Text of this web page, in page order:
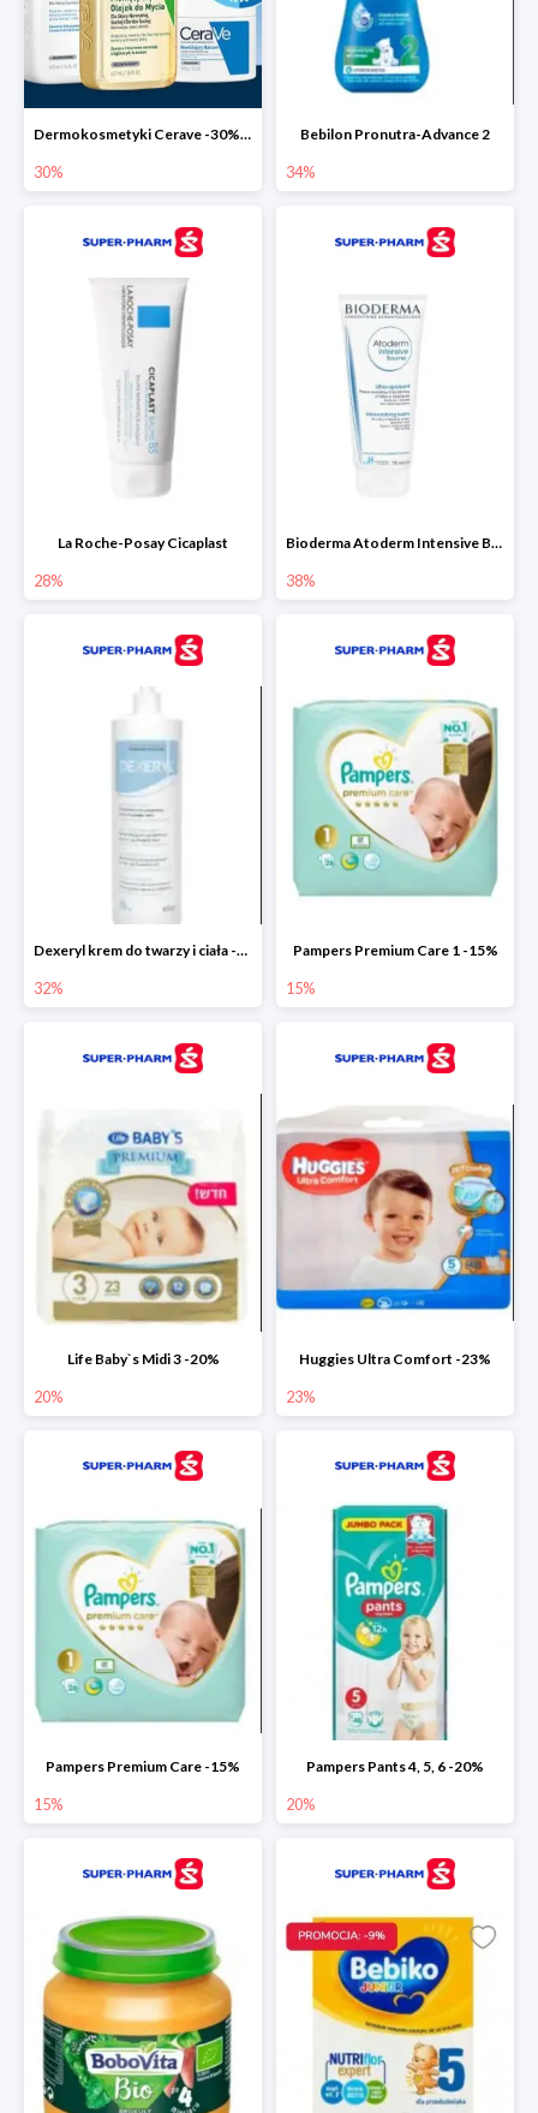
Dermokosmetyki Cerave -30% cała seria
30%
Bebilon Pronutra-Advance 2
34%
La Roche-Posay Cicaplast
28%
Bioderma Atoderm Intensive Baume
38%
Dexeryl krem do twarzy i ciała -32%
32%
Pampers Premium Care 1 -15%
15%
Life Baby`s Midi 3 -20%
20%
Huggies Ultra Comfort -23%
23%
Pampers Premium Care -15%
15%
Pampers Pants 4, 5, 6 -20%
20%